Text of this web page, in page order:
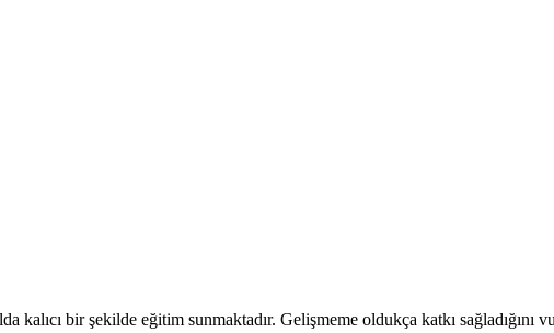
kalıcı bir şekilde eğitim sunmaktadır. Gelişmeme oldukça katkı sağladığını